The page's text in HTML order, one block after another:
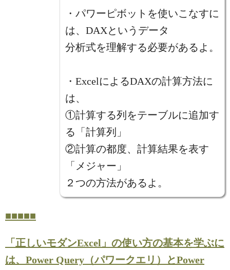
・パワーピボットを使いこなすに
は、DAXというデータ
分析式を理解する必要があるよ。
・ExcelによるDAXの計算方法に
は、
①計算する列をテーブルに追加す
る「計算列」
②計算の都度、計算結果を表す
「メジャー」
２つの方法があるよ。
■■■■■
「正しいモダンExcel」の使い方の基本を学ぶに
は、Power Query（パワークエリ）とPower